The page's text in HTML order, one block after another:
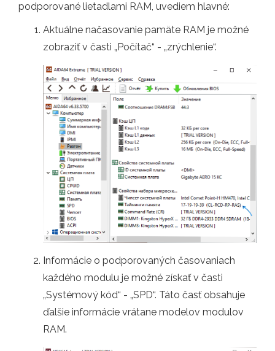
podporované lietadlami RAM, uvediem hlavné:
Aktuálne načasovanie pamäte RAM je možné
zobraziť v časti „Počítač“ - „zrýchlenie“.
Informácie o podporovaných časovaniach
každého modulu je možné získať v časti
„Systémový kód“ - „SPD“. Táto časť obsahuje
ďalšie informácie vrátane modelov modulov
RAM.